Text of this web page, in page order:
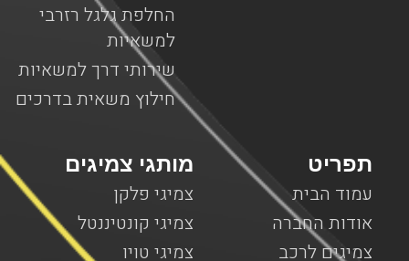
החלפת גלגל רזרבי
למשאיות
שירותי דרך למשאיות
חילוץ משאית בדרכים
מותגי צמיגים
צמיגי פלקן
צמיגי קונטיננטל
צמיגי טויו
תפריט
עמוד הבית
אודות החברה
צמיגים לרכב